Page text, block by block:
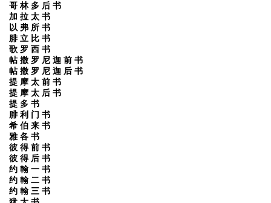
哥 林 多 后 书
加 拉 太 书
以 弗 所 书
腓 立 比 书
歌 罗 西 书
帖 撒 罗 尼 迦 前 书
帖 撒 罗 尼 迦 后 书
提 摩 太 前 书
提 摩 太 后 书
提 多 书
腓 利 门 书
希 伯 来 书
雅 各 书
彼 得 前 书
彼 得 后 书
约 翰 一 书
约 翰 二 书
约 翰 三 书